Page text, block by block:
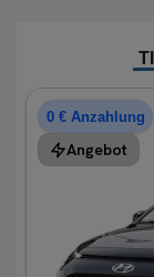
0 € Anzahlung
Angebot